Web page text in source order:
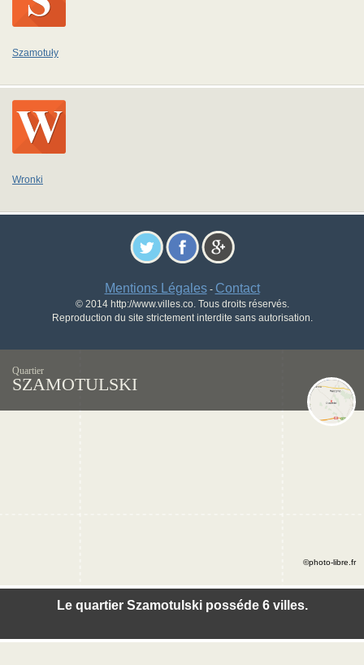
Szamotuły
Wronki
Mentions Légales- Contact
© 2014 http://www.villes.co. Tous droits réservés.
Reproduction du site strictement interdite sans autorisation.
Quartier
SZAMOTULSKI
Le quartier Szamotulski posséde 6 villes.
©photo-libre.fr